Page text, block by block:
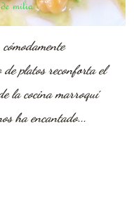
platos reconforta el
la cocina marroquí
ha encantado...